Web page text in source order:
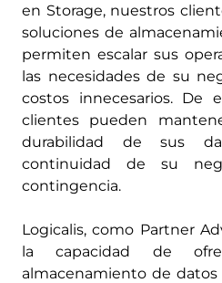
en Storage, nuestros
soluciones de
permiten escalar sus
las necesidades de su
costos innecesarios. De
clientes pueden
durabilidad de sus
continuidad de su
contingencia.
Logicalis, como Partner
la capacidad de
almacenamiento de